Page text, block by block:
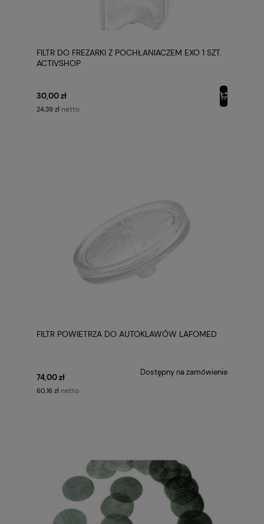
FILTR DO FREZARKI Z POCHŁANIACZEM EXO 1 SZT.
ACTIVSHOP
30,00 zł
24,39 zł netto
FILTR POWIETRZA DO AUTOKLAWÓW LAFOMED
74,00 zł
60,16 zł netto
Dostępny na zamówienie